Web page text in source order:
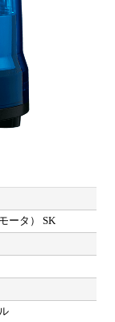
ータ） SK